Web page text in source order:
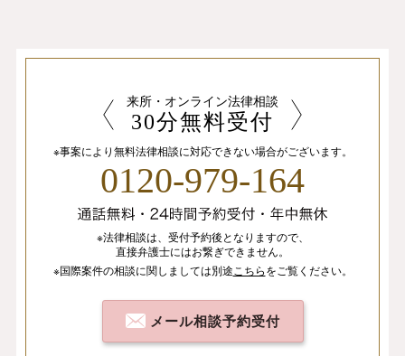
来所・オンライン法律相談
30分無料受付
※事案により無料法律相談に対応できない場合がございます。
0120-979-164
※法律相談は、 受付予約後となりますので、
直接弁護士にはお繋ぎできません。
※国際案件の相談に関しましては別途 こちらをご覧ください。
メール相談予約受付